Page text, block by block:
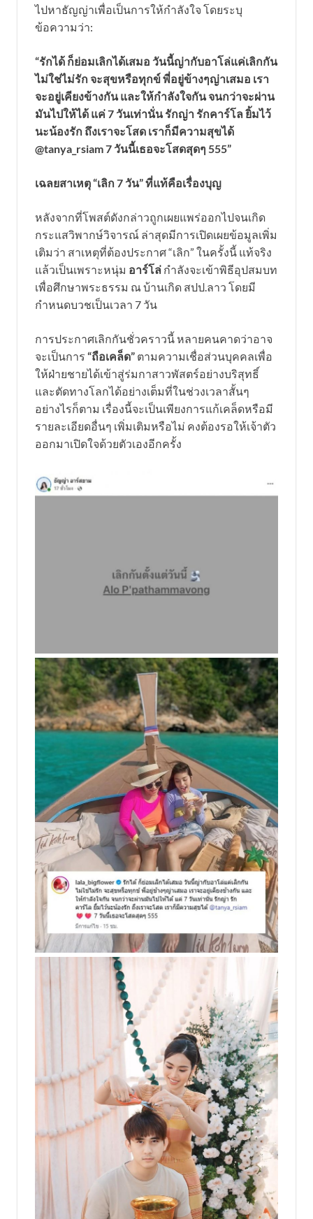
ไปหาธัญญ่าเพื่อเป็นการให้กำลังใจ โดยระบุ
ข้อความว่า:
“รักได้ ก็ย่อมเลิกได้เสมอ วันนี้ญ่ากับอาโล่แค่เลิกกัน
ไม่ใช่ไม่รัก จะสุขหรือทุกข์ พี่อยู่ข้างๆญ่าเสมอ เรา
จะอยู่เคียงข้างกัน และให้กำลังใจกัน จนกว่าจะผ่าน
มันไปให้ได้ แค่ 7 วันเท่านั่น รักญ่า รักคาร์โล ยิ้มไว้
นะน้องรัก ถึงเราจะโสด เราก็มีความสุขได้
@tanya_rsiam 7 วันนี้เธอจะโสดสุดๆ 555”
เฉลยสาเหตุ “เลิก 7 วัน” ที่แท้คือเรื่องบุญ
หลังจากที่โพสต์ดังกล่าวถูกเผยแพร่ออกไปจนเกิด
กระแสวิพากษ์วิจารณ์ ล่าสุดมีการเปิดเผยข้อมูลเพิ่ม
เติมว่า สาเหตุที่ต้องประกาศ “เลิก” ในครั้งนี้ แท้จริง
แล้วเป็นเพราะหนุ่ม อาร์โล่ กำลังจะเข้าพิธีอุปสมบท
เพื่อศึกษาพระธรรม ณ บ้านเกิด สปป.ลาว โดยมี
กำหนดบวชเป็นเวลา 7 วัน
การประกาศเลิกกันชั่วคราวนี้ หลายคนคาดว่าอาจ
จะเป็นการ “ถือเคล็ด” ตามความเชื่อส่วนบุคคลเพื่อ
ให้ฝ่ายชายได้เข้าสู่ร่มกาสาวพัสตร์อย่างบริสุทธิ์
และตัดทางโลกได้อย่างเต็มที่ในช่วงเวลาสั้นๆ
อย่างไรก็ตาม เรื่องนี้จะเป็นเพียงการแก้เคล็ดหรือมี
รายละเอียดอื่นๆ เพิ่มเติมหรือไม่ คงต้องรอให้เจ้าตัว
ออกมาเปิดใจด้วยตัวเองอีกครั้ง